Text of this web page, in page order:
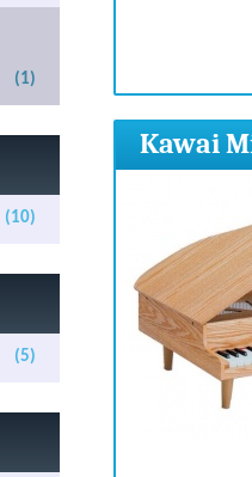
(1)
(10)
(5)
Kawai